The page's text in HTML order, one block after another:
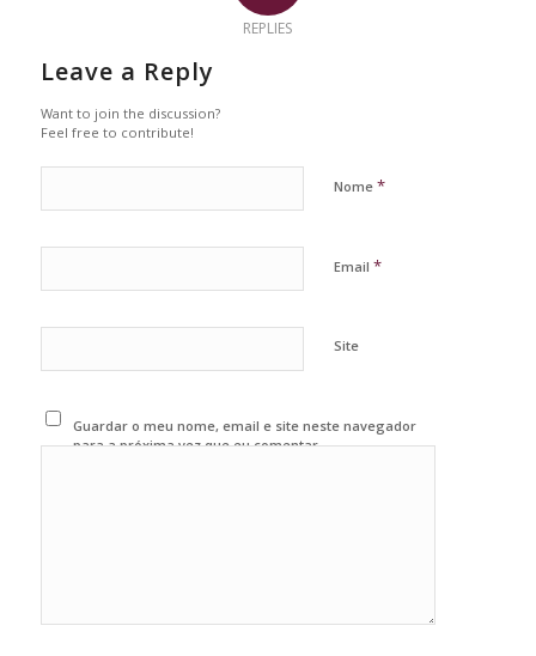
REPLIES
Leave a Reply
Want to join the discussion?
Feel free to contribute!
Nome *
Email *
Site
Guardar o meu nome, email e site neste navegador
para a próxima vez que eu comentar.